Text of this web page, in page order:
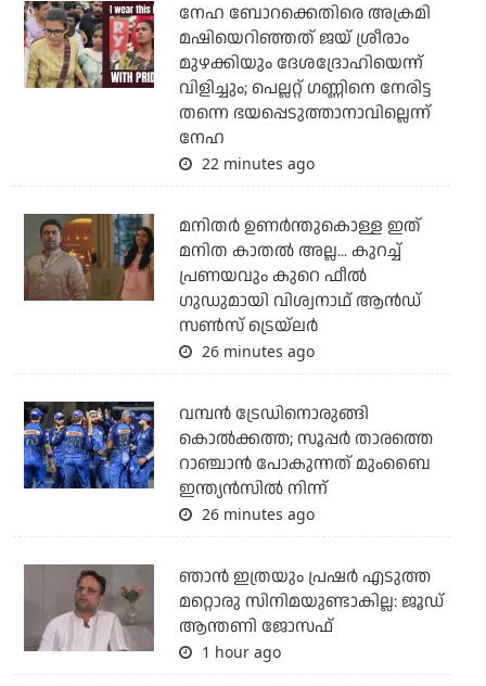
നേഹ ബോറക്കെതിരെ അക്രമി
മഷിയെറിഞ്ഞത് ജയ് ശ്രീരാം
മുഴക്കിയും ദേശദ്രോഹിയെന്ന്
വിളിച്ചും; പെല്ലറ്റ് ഗണ്ണിനെ നേരിട്ട
തന്നെ ഭയപ്പെടുത്താനാവില്ലെന്ന്
നേഹ
22 minutes ago
മനിതര്‍ ഉണര്‍ന്തുകൊള്ള ഇത്
മനിത കാതല്‍ അല്ല... കുറച്ച്
പ്രണയവും കുറെ ഫീല്‍
ഗുഡുമായി വിശ്വനാഥ് ആന്‍ഡ്
സണ്‍സ് ട്രെയ്‌ലര്‍
26 minutes ago
വമ്പന്‍ ട്രേഡിനൊരുങ്ങി
കൊല്‍ക്കത്ത; സൂപ്പര്‍ താരത്തെ
റാഞ്ചാന്‍ പോകുന്നത് മുംബൈ
ഇന്ത്യന്‍സില്‍ നിന്ന്
26 minutes ago
ഞാന്‍ ഇത്രയും പ്രഷര്‍ എടുത്ത
മറ്റൊരു സിനിമയുണ്ടാകില്ല: ജൂഡ്
ആന്തണി ജോസഫ്
1 hour ago